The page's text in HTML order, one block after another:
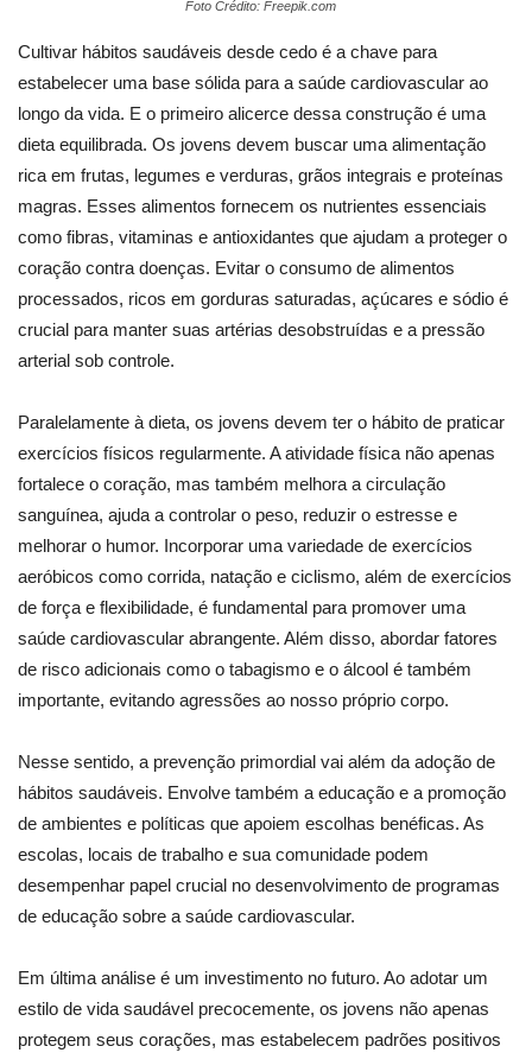
Foto Crédito: Freepik.com
Cultivar hábitos saudáveis desde cedo é a chave para
estabelecer uma base sólida para a saúde cardiovascular ao
longo da vida. E o primeiro alicerce dessa construção é uma
dieta equilibrada. Os jovens devem buscar uma alimentação
rica em frutas, legumes e verduras, grãos integrais e proteínas
magras. Esses alimentos fornecem os nutrientes essenciais
como fibras, vitaminas e antioxidantes que ajudam a proteger o
coração contra doenças. Evitar o consumo de alimentos
processados, ricos em gorduras saturadas, açúcares e sódio é
crucial para manter suas artérias desobstruídas e a pressão
arterial sob controle.
Paralelamente à dieta, os jovens devem ter o hábito de praticar
exercícios físicos regularmente. A atividade física não apenas
fortalece o coração, mas também melhora a circulação
sanguínea, ajuda a controlar o peso, reduzir o estresse e
melhorar o humor. Incorporar uma variedade de exercícios
aeróbicos como corrida, natação e ciclismo, além de exercícios
de força e flexibilidade, é fundamental para promover uma
saúde cardiovascular abrangente. Além disso, abordar fatores
de risco adicionais como o tabagismo e o álcool é também
importante, evitando agressões ao nosso próprio corpo.
Nesse sentido, a prevenção primordial vai além da adoção de
hábitos saudáveis. Envolve também a educação e a promoção
de ambientes e políticas que apoiem escolhas benéficas. As
escolas, locais de trabalho e sua comunidade podem
desempenhar papel crucial no desenvolvimento de programas
de educação sobre a saúde cardiovascular.
Em última análise é um investimento no futuro. Ao adotar um
estilo de vida saudável precocemente, os jovens não apenas
protegem seus corações, mas estabelecem padrões positivos